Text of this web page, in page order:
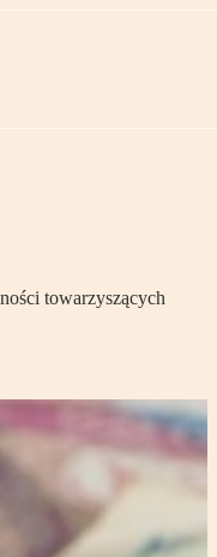
towarzyszących